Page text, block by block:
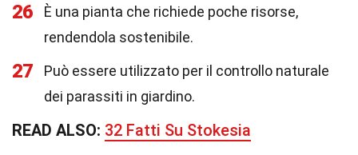
26
È una pianta che richiede poche risorse,
rendendola sostenibile.
27
Può essere utilizzato per il controllo naturale
dei parassiti in giardino.
READ ALSO: 32 Fatti Su Stokesia